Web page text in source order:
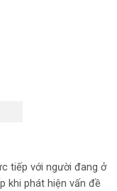
tiếp với người đang ở
khi phát hiện vấn đề